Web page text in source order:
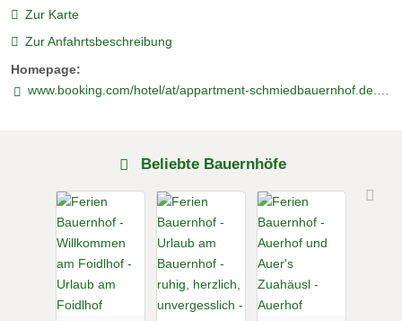
Zur Karte
Zur Anfahrtsbeschreibung
Homepage:
www.booking.com/hotel/at/appartment-schmiedbauernhof.de.html
Beliebte Bauernhöfe